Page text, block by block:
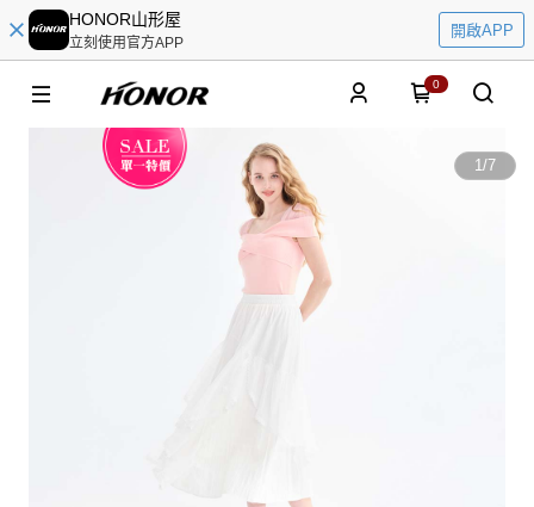
HONOR山形屋
立刻使用官方APP
開啟APP
0
1/7